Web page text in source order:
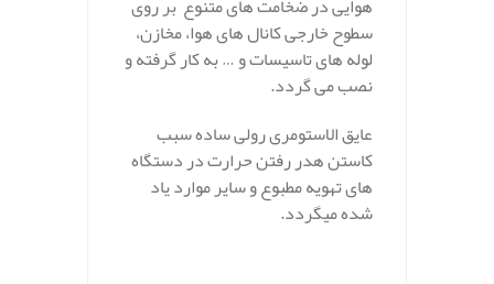
سطوح خارجی کانال های هوا، مخازن،
لوله های تاسیسات و … به کار گرفته و
نصب می گردد.
عایق الاستومری رولی ساده سبب
کاستن هدر رفتن حرارت در دستگاه
های تهویه مطبوع و سایر موارد یاد
شده میگردد.